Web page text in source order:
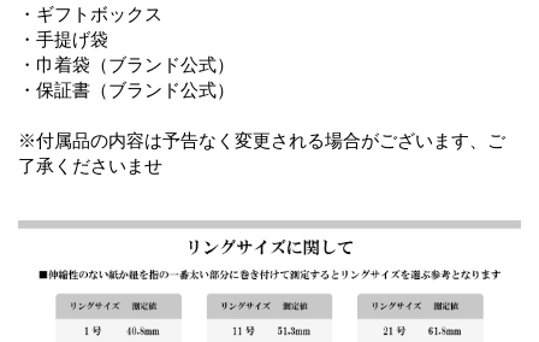
・ギフトボックス
・手提げ袋
・巾着袋（ブランド公式）
・保証書（ブランド公式）
※付属品の内容は予告なく変更される場合がございます、ご
了承くださいませ